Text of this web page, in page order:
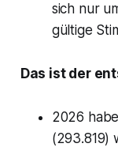
sich nur
gültige
Das ist der
2026
(293.819)